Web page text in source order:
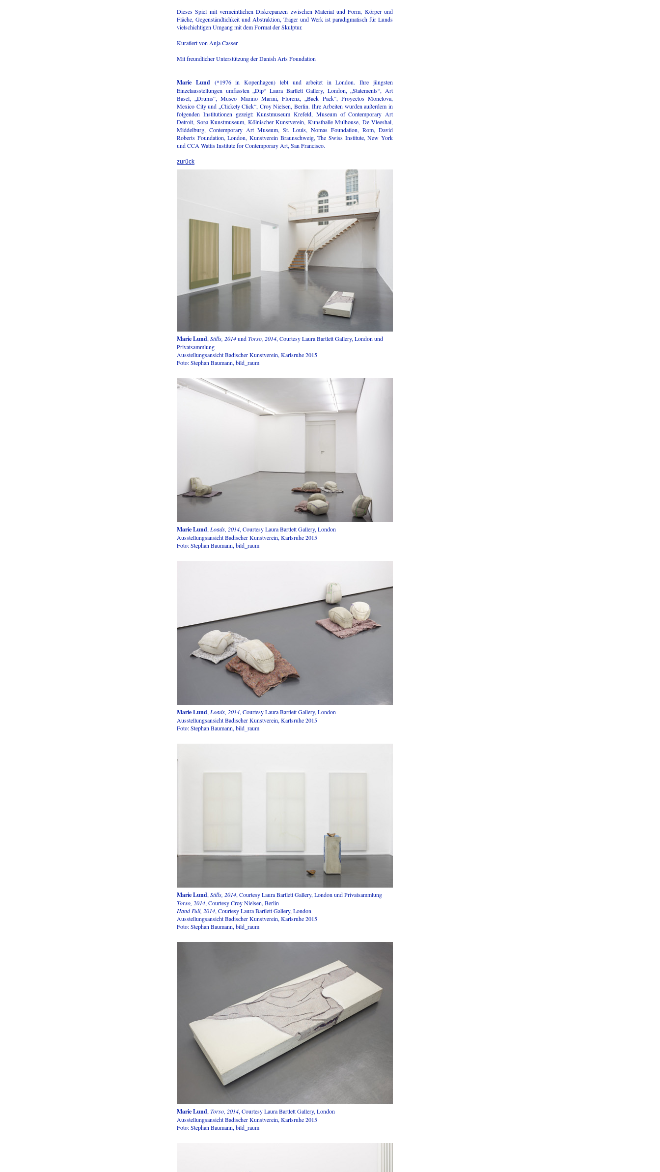
Dieses Spiel mit vermeintlichen Diskrepanzen zwischen Material und Form, Körper und
Fläche, Gegenständlichkeit und Abstraktion, Träger und Werk ist paradigmatisch für Lunds
vielschichtigen Umgang mit dem Format der Skulptur.
Kuratiert von Anja Casser
Mit freundlicher Unterstützung der Danish Arts Foundation
Marie Lund (*1976 in Kopenhagen) lebt und arbeitet in London. Ihre jüngsten
Einzelausstellungen umfassten „Dip“ Laura Bartlett Gallery, London, „Statements“, Art
Basel, „Drums“, Museo Marino Marini, Florenz, „Back Pack“, Proyectos Monclova,
Mexico City und „Clickety Click“, Croy Nielsen, Berlin. Ihre Arbeiten wurden außerdem in
folgenden Institutionen gezeigt: Kunstmuseum Krefeld, Museum of Contemporary Art
Detroit, Sorø Kunstmuseum, Kölnischer Kunstverein, Kunsthalle Mulhouse, De Vleeshal,
Middelburg, Contemporary Art Museum, St. Louis, Nomas Foundation, Rom, David
Roberts Foundation, London, Kunstverein Braunschweig, The Swiss Institute, New York
und CCA Wattis Institute for Contemporary Art, San Francisco.
zurück
Marie Lund, Stills, 2014undTorso, 2014, Courtesy Laura Bartlett Gallery, London und
Privatsammlung
Ausstellungsansicht Badischer Kunstverein, Karlsruhe 2015
Foto: Stephan Baumann, bild_raum
Marie Lund, Loads, 2014, Courtesy Laura Bartlett Gallery, London
Ausstellungsansicht Badischer Kunstverein, Karlsruhe 2015
Foto: Stephan Baumann, bild_raum
Marie Lund, Loads, 2014, Courtesy Laura Bartlett Gallery, London
Ausstellungsansicht Badischer Kunstverein, Karlsruhe 2015
Foto: Stephan Baumann, bild_raum
Marie Lund, Stills, 2014, Courtesy Laura Bartlett Gallery, London und Privatsammlung
Torso, 2014, Courtesy Croy Nielsen, Berlin
Hand Full, 2014, Courtesy Laura Bartlett Gallery, London
Ausstellungsansicht Badischer Kunstverein, Karlsruhe 2015
Foto: Stephan Baumann, bild_raum
Marie Lund, Torso, 2014, Courtesy Laura Bartlett Gallery, London
Ausstellungsansicht Badischer Kunstverein, Karlsruhe 2015
Foto: Stephan Baumann, bild_raum